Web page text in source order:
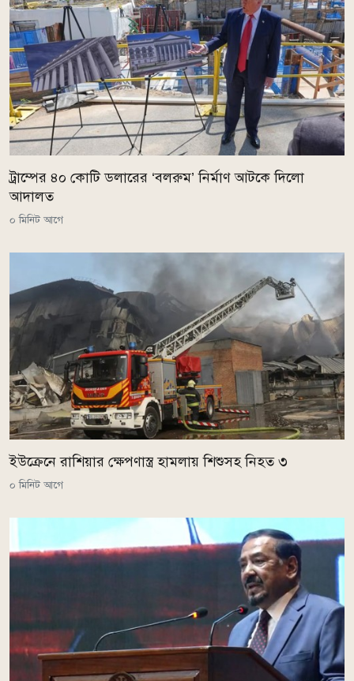
ট্রাম্পের ৪০ কোটি ডলারের ‘বলরুম’ নির্মাণ আটকে দিলো
আদালত
০ মিনিট আগে
ইউক্রেনে রাশিয়ার ক্ষেপণাস্ত্র হামলায় শিশুসহ নিহত ৩
০ মিনিট আগে